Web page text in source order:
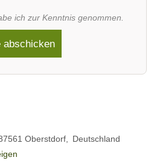
ich zur Kenntnis genommen.
abschicken
Oberstdorf
Deutschland